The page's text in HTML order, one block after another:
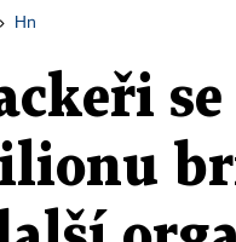
› Hn